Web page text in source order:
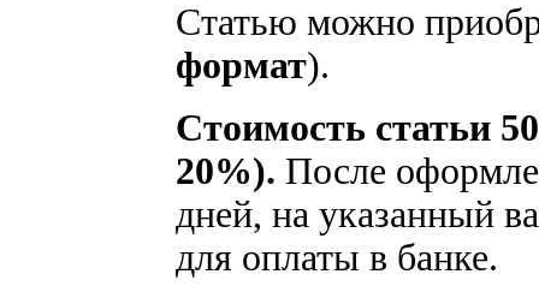
Статью можно
формат).
Стоимость статьи
20%). После
дней, на указанный
для оплаты в банке.